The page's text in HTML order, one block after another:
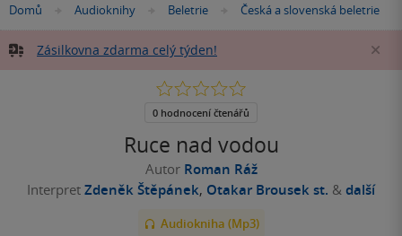
Nacházíte
zde:
Domů »Audioknihy »
Beletrie »
Česká a slovenská beletrie
Zásilkovna zdarma celý týden!
Ruce nad vodou
Autor Roman Ráž
Interpret Zdeněk Štěpánek, Otakar Brousek st. & další
Audiokniha (Mp3)
0.0
5
0 hodnocení čtenářů